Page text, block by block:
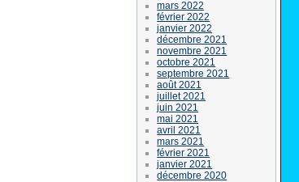
mars 2022
février 2022
janvier 2022
décembre 2021
novembre 2021
octobre 2021
septembre 2021
août 2021
juillet 2021
juin 2021
mai 2021
avril 2021
mars 2021
février 2021
janvier 2021
décembre 2020